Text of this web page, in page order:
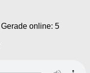
Gerade online: 5